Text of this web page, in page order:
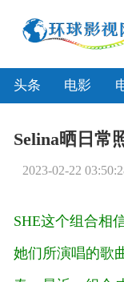
头条 电影
Selina晒日常
2023-02-22
SHE这个组合相
她们所演唱的歌